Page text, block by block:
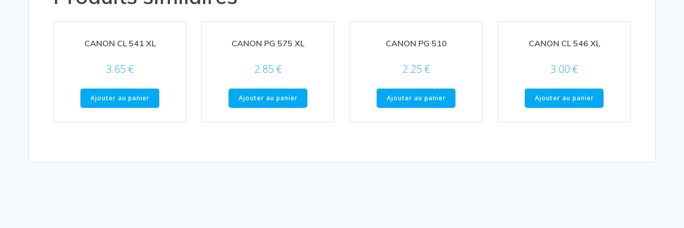
CANON CL 541 XL
3.65 €
Ajouter au panier
CANON PG 575 XL
2.85 €
Ajouter au panier
CANON PG 510
2.25 €
Ajouter au panier
CANON CL 546 XL
3.00 €
Ajouter au panier